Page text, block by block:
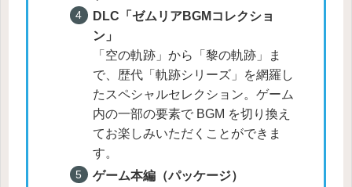
DLC「ゼムリアBGMコレクショ
ン」
「空の軌跡」から「黎の軌跡」ま
で、歴代「軌跡シリーズ」を網羅し
たスペシャルセレクション。ゲーム
内の一部の要素で BGM を切り換え
てお楽しみいただくことができま
す。
ゲーム本編（パッケージ）